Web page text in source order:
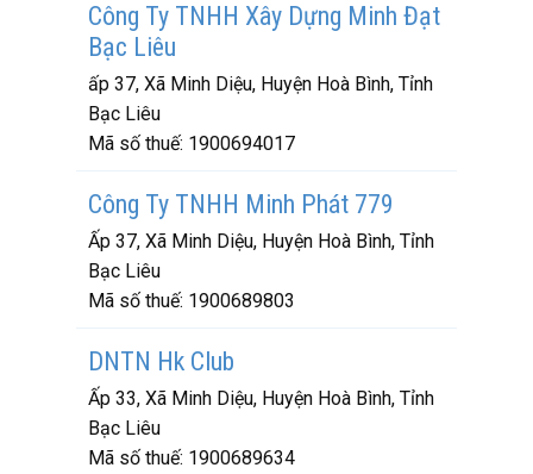
Công Ty TNHH Xây Dựng Minh Đạt
Bạc Liêu
ấp 37, Xã Minh Diệu, Huyện Hoà Bình, Tỉnh
Bạc Liêu
Mã số thuế: 1900694017
Công Ty TNHH Minh Phát 779
Ấp 37, Xã Minh Diệu, Huyện Hoà Bình, Tỉnh
Bạc Liêu
Mã số thuế: 1900689803
DNTN Hk Club
Ấp 33, Xã Minh Diệu, Huyện Hoà Bình, Tỉnh
Bạc Liêu
Mã số thuế: 1900689634